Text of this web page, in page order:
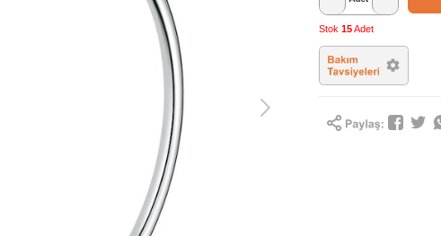
Stok 15Adet